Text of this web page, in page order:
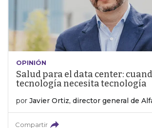
OPINIÓN
Salud para el data center:
tecnología necesita tecnología
por Javier Ortiz, director general de
Compartir